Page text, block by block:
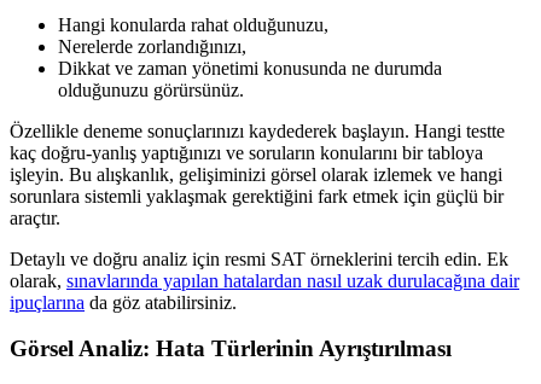
Hangi konularda rahat olduğunuzu,
Nerelerde zorlandığınızı,
Dikkat ve zaman yönetimi konusunda ne durumda
olduğunuzu görürsünüz.
Özellikle deneme sonuçlarınızı kaydederek başlayın. Hangi testte
kaç doğru-yanlış yaptığınızı ve soruların konularını bir tabloya
işleyin. Bu alışkanlık, gelişiminizi görsel olarak izlemek ve hangi
sorunlara sistemli yaklaşmak gerektiğini fark etmek için güçlü bir
araçtır.
Detaylı ve doğru analiz için resmi SAT örneklerini tercih edin. Ek
olarak, sınavlarında yapılan hatalardan nasıl uzak durulacağına dair
ipuçlarına da göz atabilirsiniz.
Görsel Analiz: Hata Türlerinin Ayrıştırılması